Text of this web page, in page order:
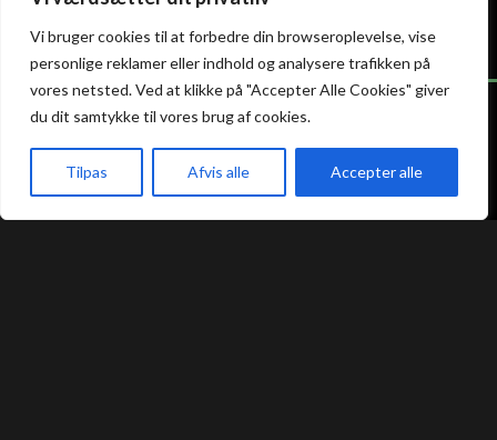
Vi bruger cookies til at forbedre din browseroplevelse, vise
personlige reklamer eller indhold og analysere trafikken på
vores netsted. Ved at klikke på "Accepter Alle Cookies" giver
du dit samtykke til vores brug af cookies.
Tilpas Afvis alle Accepter alle
Atami Sushi
Silkeborg
Atami Sushi
Vejle